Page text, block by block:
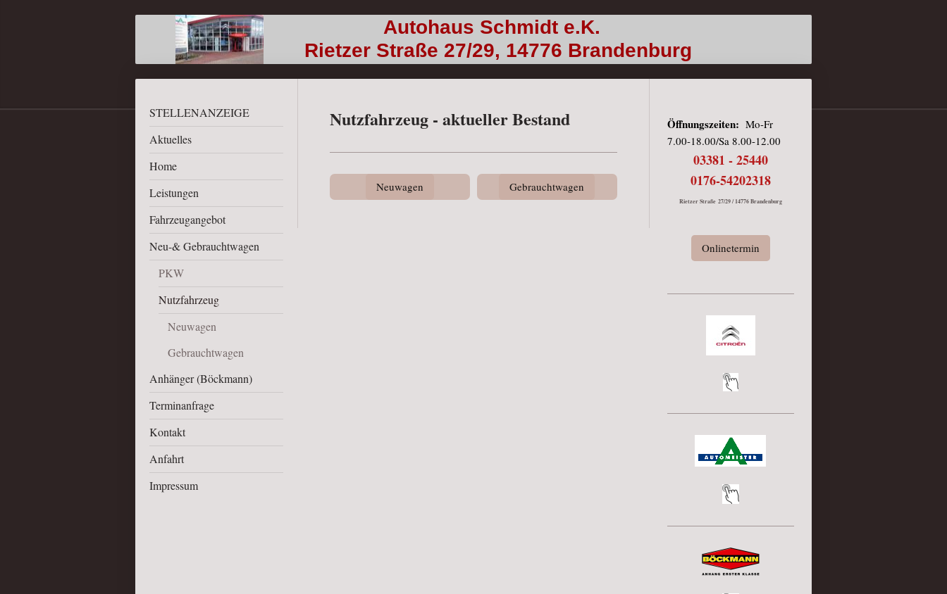
Autohaus Schmidt e.K.
Rietzer Straße 27/29, 14776 Brandenburg
STELLENANZEIGE
Aktuelles
Home
Leistungen
Fahrzeugangebot
Neu-& Gebrauchtwagen
PKW
Nutzfahrzeug
Neuwagen
Gebrauchtwagen
Anhänger (Böckmann)
Terminanfrage
Kontakt
Anfahrt
Impressum
Nutzfahrzeug - aktueller Bestand
Neuwagen Gebrauchtwagen
Öffnungszeiten: Mo-Fr
7.00-18.00/Sa 8.00-12.00
03381 - 25440
0176-54202318
Rietzer Straße 27/29 / 14776 Brandenburg
Onlinetermin